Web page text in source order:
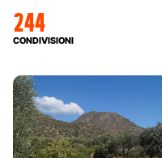
244
CONDIVISIONI